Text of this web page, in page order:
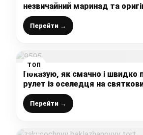
незвичайний маринад та
начинка
Перейти →
ТОП
Показую, як смачно і швидко
рулет із оселедця на
оригінальна і дуже смачна
оцінять всі
Перейти →